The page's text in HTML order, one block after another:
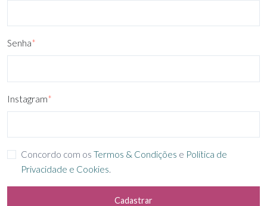
Senha*
Instagram*
Concordo com os Termos & Condições e Política de
Privacidade e Cookies.
Cadastrar